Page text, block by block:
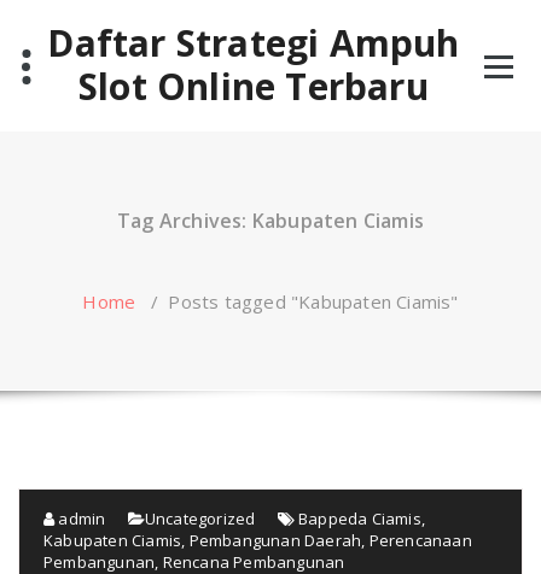
contentDaftar Strategi Ampuh
Slot Online Terbaru
Tag Archives: Kabupaten Ciamis
Home / Posts tagged "Kabupaten Ciamis"
admin Uncategorized Bappeda Ciamis
Kabupaten Ciamis Pembangunan Daerah Perencanaan
Pembangunan Rencana Pembangunan